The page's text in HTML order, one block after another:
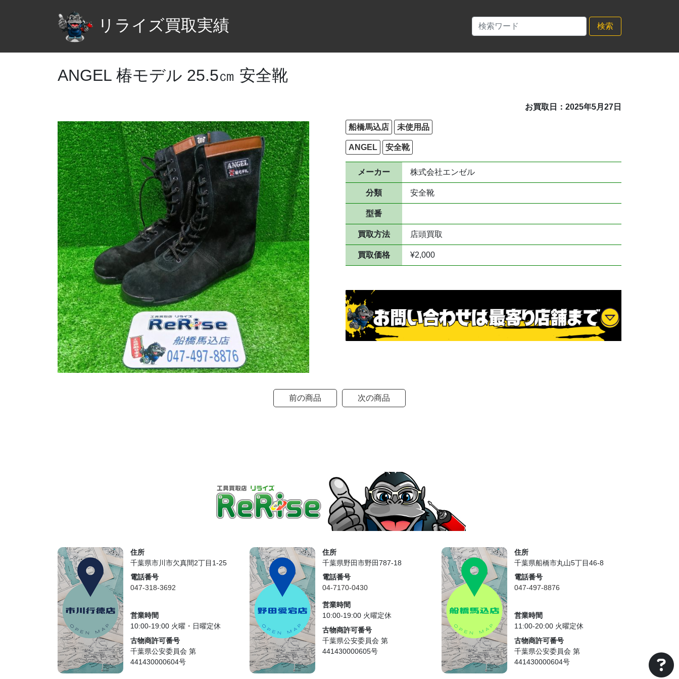
リライズ買取実績 検索
ANGEL 椿モデル 25.5㎝ 安全靴
お買取日：2025年5月27日
船橋馬込店 未使用品
ANGEL 安全靴
メーカー 株式会社エンゼル
分類 安全靴
型番
買取方法 店頭買取
買取価格 ¥2,000
前の商品 次の商品
住所
千葉県市川市欠真間2丁目1-25
電話番号
047-318-3692
営業時間
10:00-19:00 火曜・日曜定休
古物商許可番号
千葉県公安委員会 第
441430000604号
住所
千葉県野田市野田787-18
電話番号
04-7170-0430
営業時間
10:00-19:00 火曜定休
古物商許可番号
千葉県公安委員会 第
441430000605号
住所
千葉県船橋市丸山5丁目46-8
電話番号
047-497-8876
営業時間
11:00-20:00 火曜定休
古物商許可番号
千葉県公安委員会 第
441430000604号